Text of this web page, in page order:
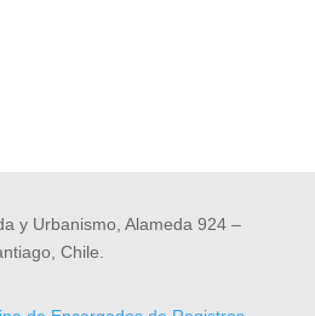
y Urbanismo, Alameda 924 –
Chile.